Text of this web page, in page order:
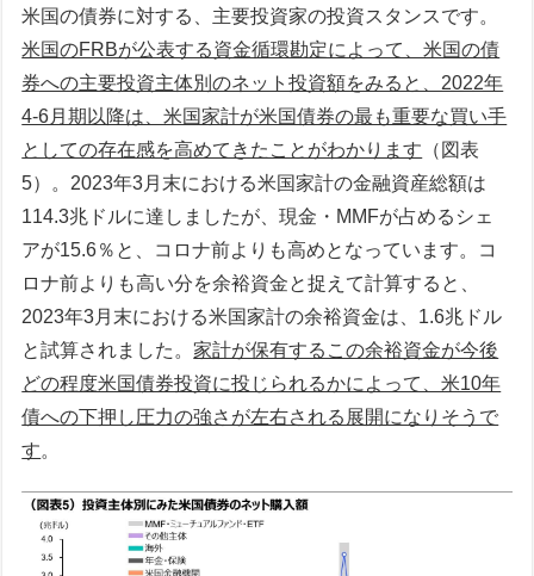
米国の債券に対する、主要投資家の投資スタンスです。
米国のFRBが公表する資金循環勘定によって、米国の債
券への主要投資主体別のネット投資額をみると、2022年
4-6月期以降は、米国家計が米国債券の最も重要な買い手
としての存在感を高めてきたことがわかります （図表
5）。2023年3月末における米国家計の金融資産総額は
114.3兆ドルに達しましたが、現金・MMFが占めるシェ
アが15.6％と、コロナ前よりも高めとなっています。コ
ロナ前よりも高い分を余裕資金と捉えて計算すると、
2023年3月末における米国家計の余裕資金は、1.6兆ドル
と試算されました。家計が保有するこの余裕資金が今後
どの程度米国債券投資に投じられるかによって、米10年
債への下押し圧力の強さが左右される展開になりそうで
す。